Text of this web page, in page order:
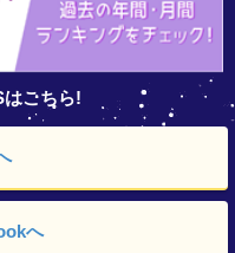
はこちら!
へ